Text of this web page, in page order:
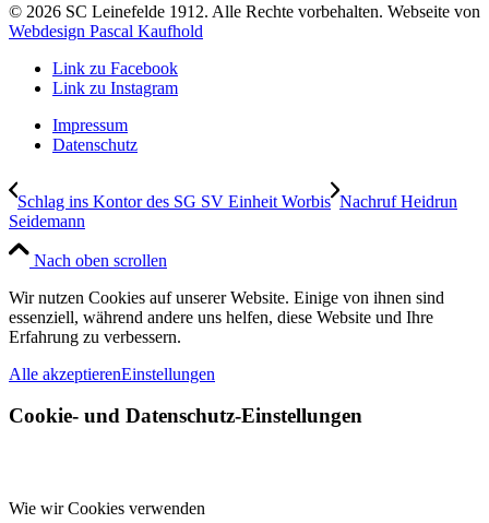
© 2026 SC Leinefelde 1912. Alle Rechte vorbehalten. Webseite von
Webdesign Pascal Kaufhold
Link zu Facebook
Link zu Instagram
Impressum
Datenschutz
Schlag ins Kontor des SG SV Einheit Worbis Nachruf Heidrun
Seidemann
Nach oben scrollen
Wir nutzen Cookies auf unserer Website. Einige von ihnen sind
essenziell, während andere uns helfen, diese Website und Ihre
Erfahrung zu verbessern.
Alle akzeptierenEinstellungen
Cookie- und Datenschutz-Einstellungen
Wie wir Cookies verwenden